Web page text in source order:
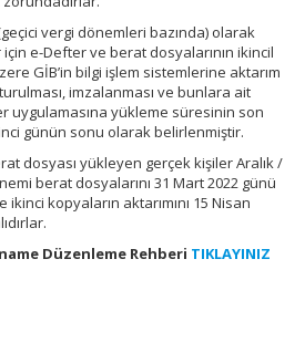
(geçici vergi dönemleri bazında) olarak
e-Defter ve berat dosyalarının ikincil
GİB’in bilgi işlem sistemlerine aktarım
imzalanması ve bunlara ait
uygulamasına yükleme süresinin son
günün sonu olarak belirlenmiştir.
dosyası yükleyen gerçek kişiler Aralık /
berat dosyalarını 31 Mart 2022 günü
kopyaların aktarımını 15 Nisan
Düzenleme Rehberi TIKLAYINIZ